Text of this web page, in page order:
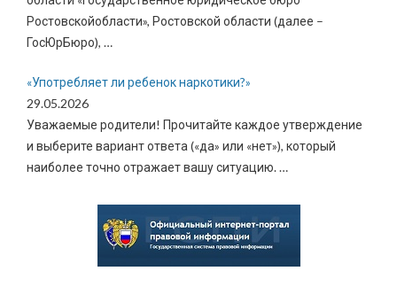
Ростовскойобласти», Ростовской области (далее –
ГосЮрБюро), …
«Употребляет ли ребенок наркотики?»
29.05.2026
Уважаемые родители! Прочитайте каждое утверждение
и выберите вариант ответа («да» или «нет»), который
наиболее точно отражает вашу ситуацию.…